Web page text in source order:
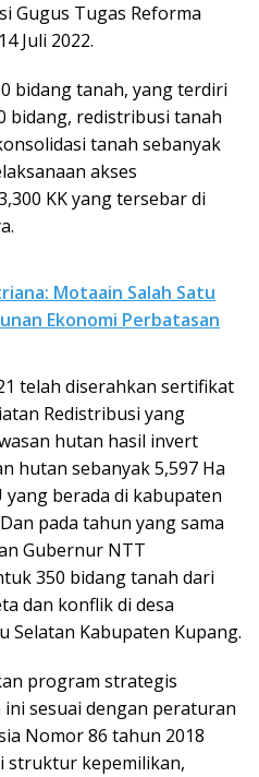
Gugus Tugas Reforma
Juli 2022.
bidang tanah, yang terdiri
bidang, redistribusi tanah
tanah sebanyak
akses
KK yang tersebar di
Motaain Salah Satu
Ekonomi Perbatasan
telah diserahkan sertifikat
Redistribusi yang
hutan hasil invert
hutan sebanyak 5,597 Ha
yang berada di kabupaten
pada tahun yang sama
Gubernur NTT
350 bidang tanah dari
dan konflik di desa
Selatan Kabupaten Kupang.
program strategis
sesuai dengan peraturan
Nomor 86 tahun 2018
struktur kepemilikan,